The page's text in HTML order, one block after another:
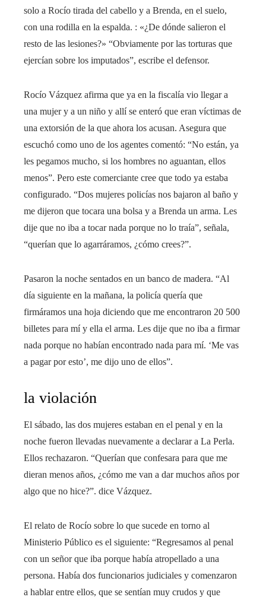
solo a Rocío tirada del cabello y a Brenda, en el suelo,
con una rodilla en la espalda. : «¿De dónde salieron el
resto de las lesiones?» “Obviamente por las torturas que
ejercían sobre los imputados”, escribe el defensor.
Rocío Vázquez afirma que ya en la fiscalía vio llegar a
una mujer y a un niño y allí se enteró que eran víctimas de
una extorsión de la que ahora los acusan. Asegura que
escuchó como uno de los agentes comentó: “No están, ya
les pegamos mucho, si los hombres no aguantan, ellos
menos”. Pero este comerciante cree que todo ya estaba
configurado. “Dos mujeres policías nos bajaron al baño y
me dijeron que tocara una bolsa y a Brenda un arma. Les
dije que no iba a tocar nada porque no lo traía”, señala,
“querían que lo agarráramos, ¿cómo crees?”.
Pasaron la noche sentados en un banco de madera. “Al
día siguiente en la mañana, la policía quería que
firmáramos una hoja diciendo que me encontraron 20 500
billetes para mí y ella el arma. Les dije que no iba a firmar
nada porque no habían encontrado nada para mí. ‘Me vas
a pagar por esto’, me dijo uno de ellos”.
la violación
El sábado, las dos mujeres estaban en el penal y en la
noche fueron llevadas nuevamente a declarar a La Perla.
Ellos rechazaron. “Querían que confesara para que me
dieran menos años, ¿cómo me van a dar muchos años por
algo que no hice?”. dice Vázquez.
El relato de Rocío sobre lo que sucede en torno al
Ministerio Público es el siguiente: “Regresamos al penal
con un señor que iba porque había atropellado a una
persona. Había dos funcionarios judiciales y comenzaron
a hablar entre ellos, que se sentían muy crudos y que